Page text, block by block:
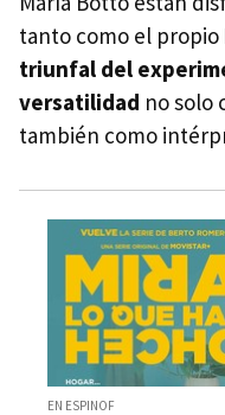
tanto como el propio
triunfal del
versatilidad no solo
también como
EN ESPINOF